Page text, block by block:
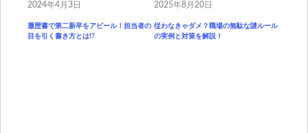
2024年4月3日
履歴書で第二新卒をアピール！担当者の
目を引く書き方とは!?
2025年8月20日
従わなきゃダメ？職場の無駄な謎ルール
の実例と対策を解説！